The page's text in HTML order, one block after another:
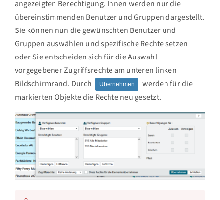
angezeigten Berechtigung. Ihnen werden nur die
übereinstimmenden Benutzer und Gruppen dargestellt.
Sie können nun die gewünschten Benutzer und
Gruppen auswählen und spezifische Rechte setzen
oder Sie entscheiden sich für die Auswahl
vorgegebener Zugriffsrechte am unteren linken
Bildschirmrand. Durch
Übernehmen
werden für die
markierten Objekte die Rechte neu gesetzt.